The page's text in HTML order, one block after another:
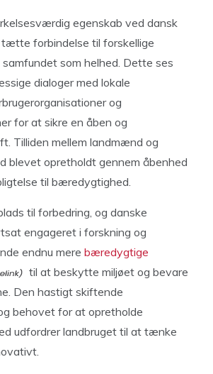
egenskab ved dansk
forbindelse til forskellige
som helhed. Dette ses
dialoger med lokale
og
for at sikre en åben og
Tilliden mellem landmænd og
blevet opretholdt gennem åbenhed
til bæredygtighed.
til forbedring, og danske
engageret i forskning og
endnu mere bæredygtige
til at beskytte miljøet og bevare
Den hastigt skiftende
behovet for at opretholde
udfordrer landbruget til at tænke